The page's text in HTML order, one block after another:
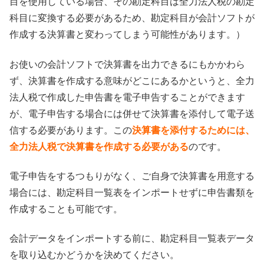
科目に変換する必要があるため、勘定科目が会計ソフトが
作成する決算書と変わってしまう可能性があります。）
お使いの会計ソフトで決算書を出力できるにもかかわら
ず、決算書を作成する意味がどこにあるかというと、全力
法人税で作成した申告書を電子申告することができます
が、電子申告する場合には併せて決算書を添付して電子送
信する必要があります。この決算書を添付するためには、
全力法人税で決算書を作成する必要があるのです。
電子申告をするつもりがなく、ご自身で決算書を用意する
場合には、勘定科目一覧表をインポートせずに申告書類を
作成することも可能です。
会計データをインポートする前に、勘定科目一覧表データ
を取り込むかどうかを決めてください。